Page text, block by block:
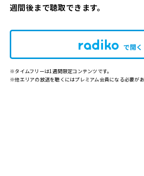
週間後まで聴取できます。
で開く
※タイムフリーは1週間限定コンテンツです。
※他エリアの放送を聴くにはプレミアム会員になる必要があ